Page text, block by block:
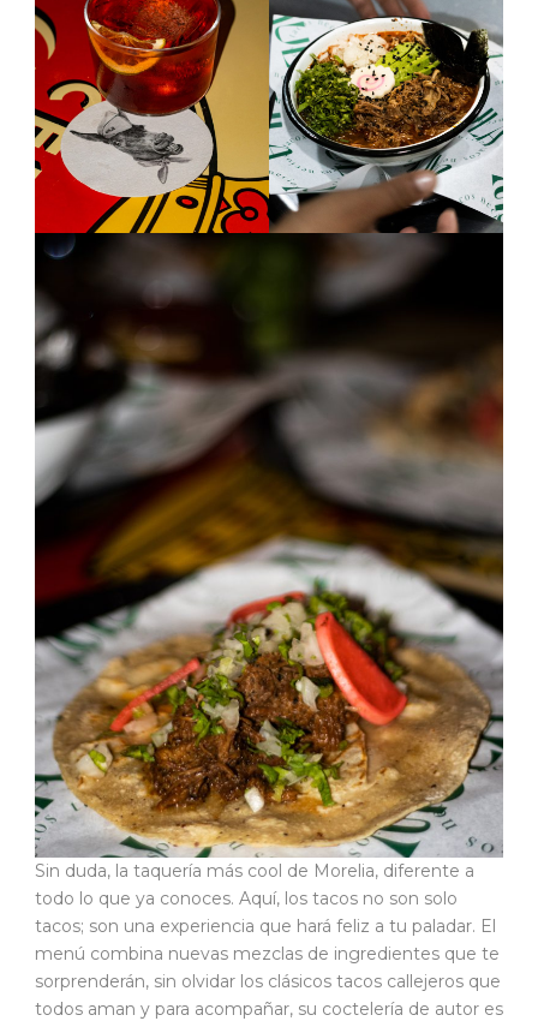
Sin duda, la taquería más cool de Morelia, diferente a
todo lo que ya conoces. Aquí, los tacos no son solo
tacos; son una experiencia que hará feliz a tu paladar. El
menú combina nuevas mezclas de ingredientes que te
sorprenderán, sin olvidar los clásicos tacos callejeros que
todos aman y para acompañar, su coctelería de autor es